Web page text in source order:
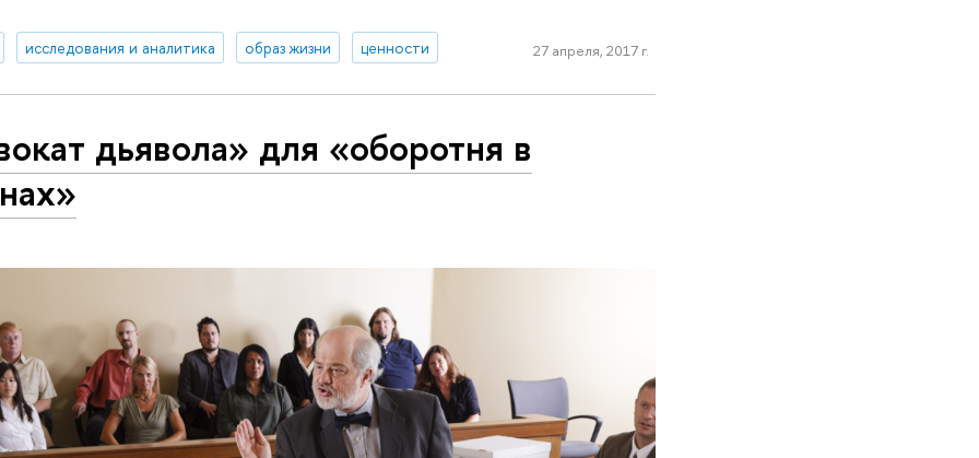
исследования и аналитика образ жизни ценности 27 апреля, 2017 г.
дьявола» для «оборотня в